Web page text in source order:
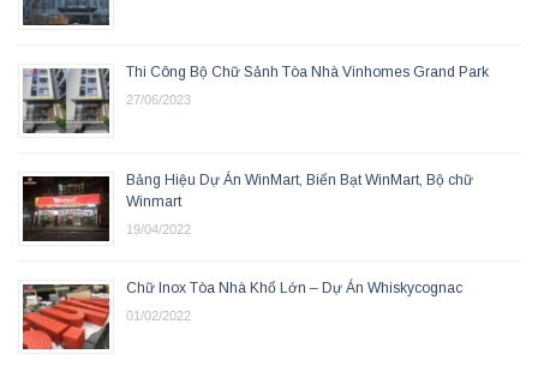
Thi Công Bộ Chữ Sảnh Tòa Nhà Vinhomes Grand Park
27/06/2023
Bảng Hiệu Dự Án WinMart, Biển Bạt WinMart, Bộ chữ
Winmart
19/04/2022
Chữ Inox Tòa Nhà Khổ Lớn – Dự Án Whiskycognac
01/02/2022